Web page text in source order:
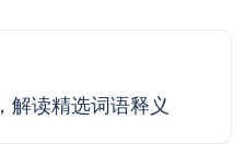
解读精选词语释义